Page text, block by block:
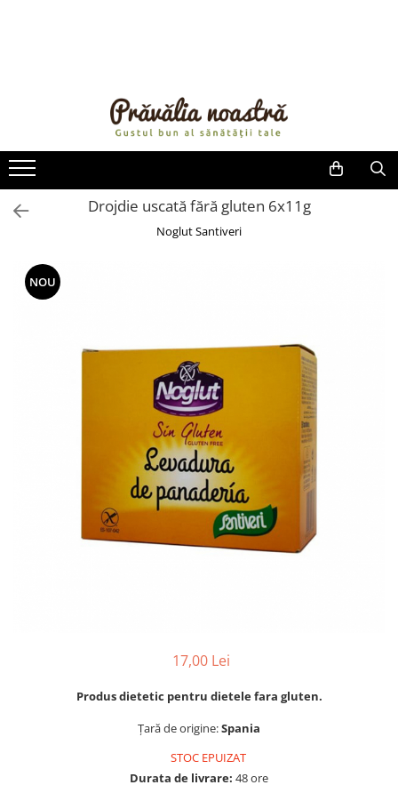
ULEIURI ȘI UNTURI
MĂSLINE
NUCI ȘI SEMINȚE
FRUCTE DESHIDRATATE
ÎNDULCITORI NATURALI / MIERE
FRUCTE LA CONSERVĂ
OȚETURI ȘI SOSURI
BĂUTURI / LAPTE VEGETAL
CREME ȘI PASTE TARTINABILE
CIOCOLATĂ ȘI CACAO
HEALTHY SNACKS
SUPERALIMENTE
REMEDII NATURISTE
Drojdie uscată fără gluten 6x11g
Noglut Santiveri
NOU
17,00 Lei
Produs dietetic pentru dietele fara gluten.
Țară de origine:Spania
STOC EPUIZAT
Durata de livrare: 48 ore